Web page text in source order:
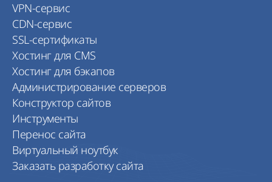
VPN-сервис
CDN-сервис
SSL-сертификаты
Хостинг для CMS
Хостинг для бэкапов
Администрирование серверов
Конструктор сайтов
Инструменты
Перенос сайта
Виртуальный ноутбук
Заказать разработку сайта